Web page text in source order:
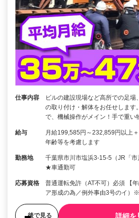
仕事内容
ビルの建設現場など高所での足
の取り付け・解体をお任せします
で、機械操作がメイン！手で重
給与
月給199,585円～232,859円以
年齢等を考慮します
勤務地
千葉県市川市塩浜3-15-5（JR「市
★車通勤可
応募資格
普通運転免許（AT不可）必須 【
ア形成の為／例外事由3号のイ）
後で見る 詳細を